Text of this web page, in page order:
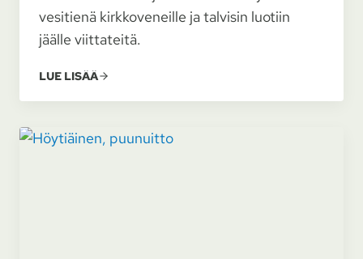
vesitienä kirkkoveneille ja talvisin luotiin
jäälle viittateitä.
LUE LISÄÄ